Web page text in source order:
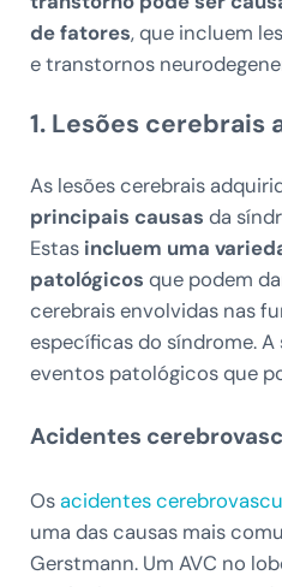
de fatores, que incluem
e transtornos
1. Lesões cerebrais
As lesões cerebrais
principais causas da
Estasincluem uma
patológicos que podem
cerebrais envolvidas nas
específicas do síndrome.
eventos patológicos que
Acidentes
Osacidentes
uma das causas mais
Gerstmann. Um AVC no